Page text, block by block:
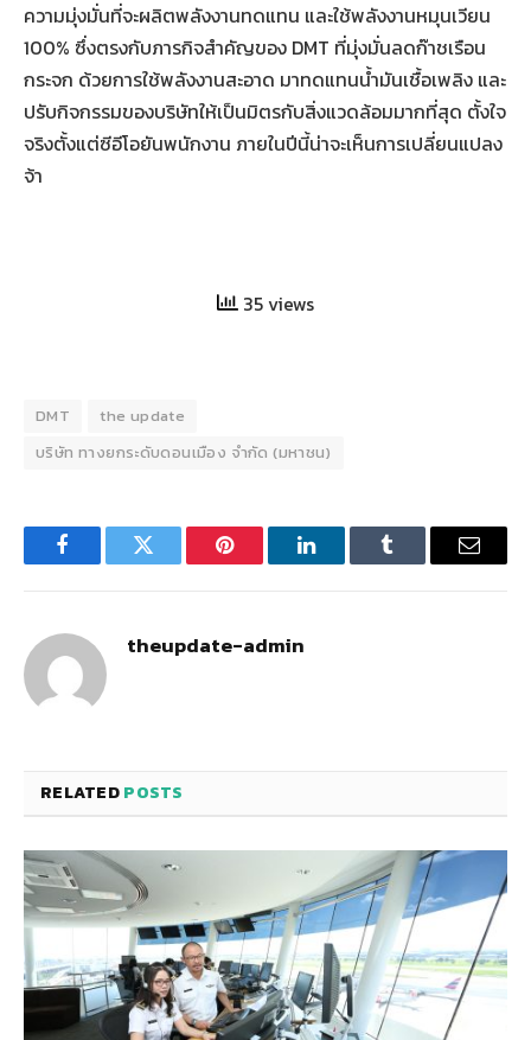
ความมุ่งมั่นที่จะผลิตพลังงานทดแทน และใช้พลังงานหมุนเวียน
100% ซึ่งตรงกับภารกิจสำคัญของ DMT ที่มุ่งมั่นลดก๊าชเรือน
กระจก ด้วยการใช้พลังงานสะอาด มาทดแทนน้ำมันเชื้อเพลิง และ
ปรับกิจกรรมของบริษัทให้เป็นมิตรกับสิ่งแวดล้อมมากที่สุด ตั้งใจ
จริงตั้งแต่ซีอีโอยันพนักงาน ภายในปีนี้น่าจะเห็นการเปลี่ยนแปลง
จ้า
35 views
DMT
the update
บริษัท ทางยกระดับดอนเมือง จำกัด (มหาชน)
FacebookTwitter Pinterest LinkedInTumblr Email
theupdate-admin
RELATEDPOSTS